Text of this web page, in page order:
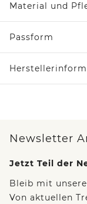
Material und
Passform
Newsletter
Jetzt Teil der
Bleib mit
Von aktuellen